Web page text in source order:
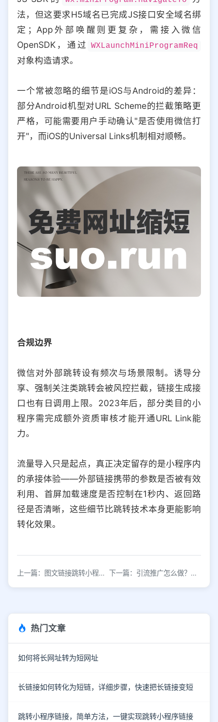
法，但这要求H5域名已完成JS接口安全域名绑
定；App外部唤醒则更复杂，需接入微信
OpenSDK，通过
WXLaunchMiniProgramReq
对象构造请求。
一个常被忽略的细节是iOS与Android的差异：
部分Android机型对URL Scheme的拦截策略更
严格，可能需要用户手动确认"是否使用微信打
开"，而iOS的Universal Links机制相对顺畅。
合规边界
微信对外部跳转设有频次与场景限制。诱导分
享、强制关注类跳转会被风控拦截，链接生成接
口也有日调用上限。2023年后，部分类目的小
程序需完成额外资质审核才能开通URL Link能
力。
流量导入只是起点，真正决定留存的是小程序内
的承接体验——外部链接携带的参数是否被有效
利用、首屏加载速度是否控制在1秒内、返回路
径是否清晰，这些细节比跳转技术本身更能影响
转化效果。
上一篇：图文链接跳转小程序：提升用户体验与转化率的实战指南 下一篇：引流推广怎么做？新手必学的5大实战技巧
热门文章
如何将长网址转为短网址
长链接如何转化为短链，详细步骤，快速把长链接变短
跳转小程序链接，简单方法，一键实现跳转小程序链接